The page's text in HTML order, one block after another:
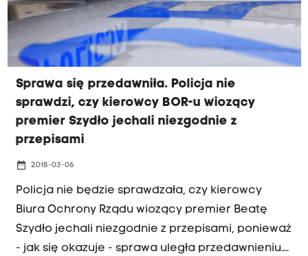
Sprawa się przedawniła. Policja nie
sprawdzi, czy kierowcy BOR-u wiozący
premier Szydło jechali niezgodnie z
przepisami
date_range 2018-03-06
Policja nie będzie sprawdzała, czy kierowcy
Biura Ochrony Rządu wiozący premier Beatę
Szydło jechali niezgodnie z przepisami, ponieważ
- jak się okazuje - sprawa uległa przedawnieniu.